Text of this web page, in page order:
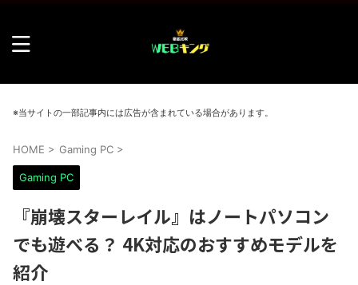
※当サイトの一部記事内には広告が含まれている場合があります。
HOME > Gaming PC >
Gaming PC
『崩壊スターレイル』はノートパソコン
でも遊べる？ 4K対応のおすすめモデルを
紹介